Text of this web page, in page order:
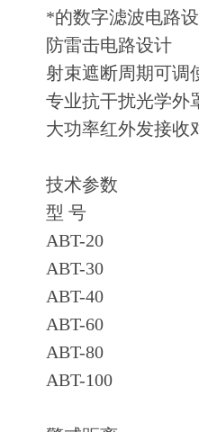
*的数字滤波电路
防雷击电路设计
射束遮断周期可调
专业抗干扰光学外
大功率红外发接收
技术参数
型 号
ABT-20
ABT-30
ABT-40
ABT-60
ABT-80
ABT-100